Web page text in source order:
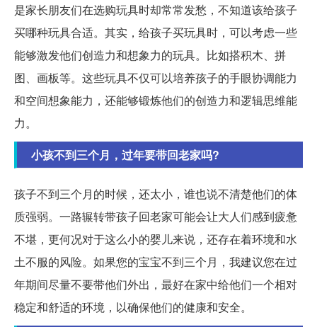
是家长朋友们在选购玩具时却常常发愁，不知道该给孩子
买哪种玩具合适。其实，给孩子买玩具时，可以考虑一些
能够激发他们创造力和想象力的玩具。比如搭积木、拼
图、画板等。这些玩具不仅可以培养孩子的手眼协调能力
和空间想象能力，还能够锻炼他们的创造力和逻辑思维能
力。
小孩不到三个月，过年要带回老家吗?
孩子不到三个月的时候，还太小，谁也说不清楚他们的体
质强弱。一路辗转带孩子回老家可能会让大人们感到疲惫
不堪，更何况对于这么小的婴儿来说，还存在着环境和水
土不服的风险。如果您的宝宝不到三个月，我建议您在过
年期间尽量不要带他们外出，最好在家中给他们一个相对
稳定和舒适的环境，以确保他们的健康和安全。